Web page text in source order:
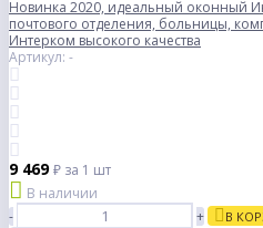
Новинка 2020, идеальный оконный
почтового отделения, больницы,
Интерком высокого качества
Артикул: -
9 469₽ за 1 шт
В наличии
-
+ В